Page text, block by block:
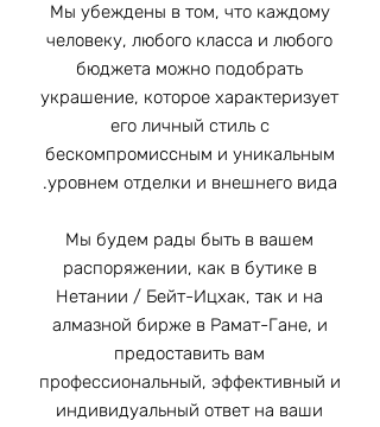
Мы убеждены в том, что каждому
человеку, любого класса и любого
бюджета можно подобрать
украшение, которое характеризует
его личный стиль с
бескомпромиссным и уникальным
уровнем отделки и внешнего вида.
Мы будем рады быть в вашем
распоряжении, как в бутике в
Нетании / Бейт-Ицхак, так и на
алмазной бирже в Рамат-Гане, и
предоставить вам
профессиональный, эффективный и
индивидуальный ответ на ваши